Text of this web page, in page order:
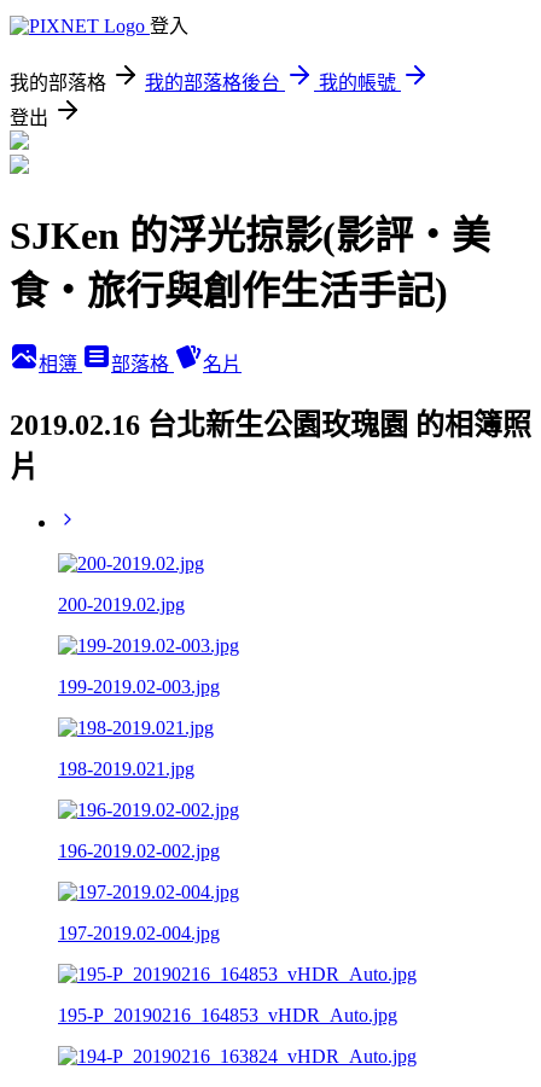
登入
我的部落格 我的部落格後台
我的帳號
登出
SJKen 的浮光掠影(影評‧美
食‧旅行與創作生活手記)
相簿 部落格 名片
2019.02.16 台北新生公園玫瑰園 的相簿照
片
200-2019.02.jpg
199-2019.02-003.jpg
198-2019.021.jpg
196-2019.02-002.jpg
197-2019.02-004.jpg
195-P_20190216_164853_vHDR_Auto.jpg